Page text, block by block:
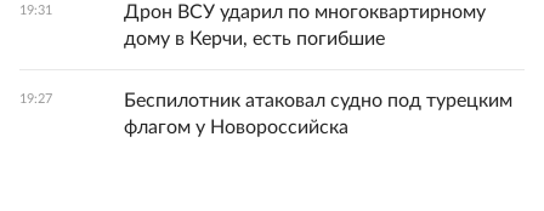
19:31
Дрон ВСУ ударил по многоквартирному
дому в Керчи, есть погибшие
19:27
Беспилотник атаковал судно под турецким
флагом у Новороссийска